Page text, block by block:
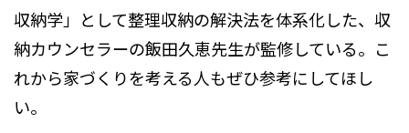
収納学」として整理収納の解決法を体系化した、収
納カウンセラーの飯田久恵先生が監修している。こ
れから家づくりを考える人もぜひ参考にしてほし
い。